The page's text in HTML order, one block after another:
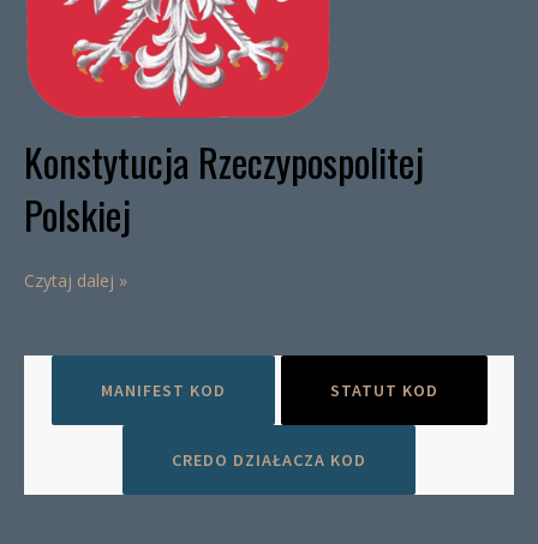
Konstytucja Rzeczypospolitej
Polskiej
Czytaj dalej »
MANIFEST KOD STATUT KOD
CREDO DZIAŁACZA KOD